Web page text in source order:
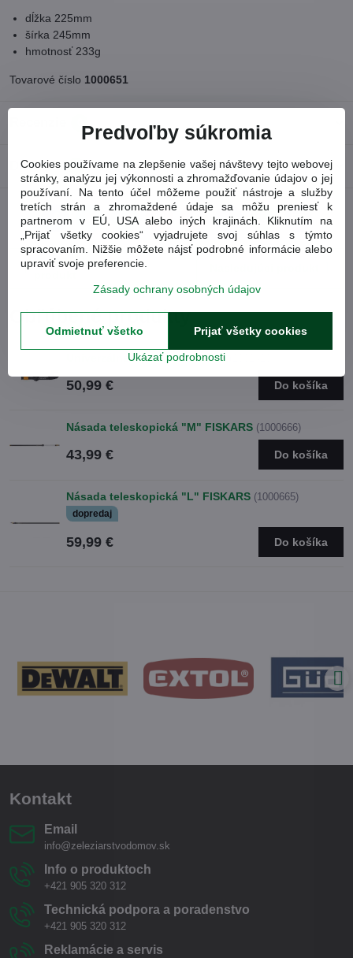
dĺžka 225mm
šírka 245mm
hmotnosť 233g
Tovarové číslo 1000651
Diskusia 0
FacebookTwitterBlueskyPinterestRedditLinkedInWhatsApp
E-
mail
Predchádzajúci
Obľúbené produkty
Univerzálne nožnice FISKARS
50,99 € Do košíka
Násada teleskopická "M" FISKARS (1000666)
43,99 € Do košíka
Násada teleskopická "L" FISKARS (1000665)
dopredaj
59,99 € Do košíka
Kontakt
Email
info@zeleziarstvodomov.sk
Info o produktoch
+421 905 320 312
Technická podpora a poradenstvo
+421 905 320 312
Reklamácie a servis
Predvoľby súkromia
Cookies používame na zlepšenie vašej návštevy tejto webovej
stránky, analýzu jej výkonnosti a zhromažďovanie údajov o jej
používaní. Na tento účel môžeme použiť nástroje a služby
tretích strán a zhromaždené údaje sa môžu preniesť k
partnerom v EÚ, USA alebo iných krajinách. Kliknutím na
„Prijať všetky cookies“ vyjadrujete svoj súhlas s týmto
spracovaním. Nižšie môžete nájsť podrobné informácie alebo
upraviť svoje preferencie.
Zásady ochrany osobných údajov
Ukázať podrobnosti
Prijať všetky cookies
Odmietnuť všetko